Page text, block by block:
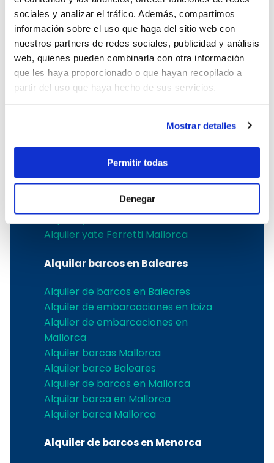
sociales y analizar el tráfico. Además, compartimos
información sobre el uso que haga del sitio web con
nuestros partners de redes sociales, publicidad y análisis
web, quienes pueden combinarla con otra información
que les haya proporcionado o que hayan recopilado a
partir del uso que haya hecho de sus servicios.
Mostrar detalles
Permitir todas
Denegar
Los mejores astilleros
Alquiler velero Jeanneau Mallorca
Alquiler velero Bavaria Mallorca
Alquiler velero Bénéteau Mallorca
Alquilar velero Dufour Mallorca
Alquiler catamarán Catana Bali
Alquiler catamarán Lagoon Mallorca
Mallorca
Alquiler yate Sunseeker Mallorca
Alquilar yate Fairline Mallorca
Alquiler yate Ferretti Mallorca
Alquilar barcos en Baleares
Alquiler de barcos en Baleares
Alquiler de embarcaciones en Ibiza
Alquiler de embarcaciones en
Mallorca
Alquiler barcas Mallorca
Alquiler barco Baleares
Alquiler de barcos en Mallorca
Alquilar barca en Mallorca
Alquiler barca Mallorca
Alquiler de barcos en Menorca